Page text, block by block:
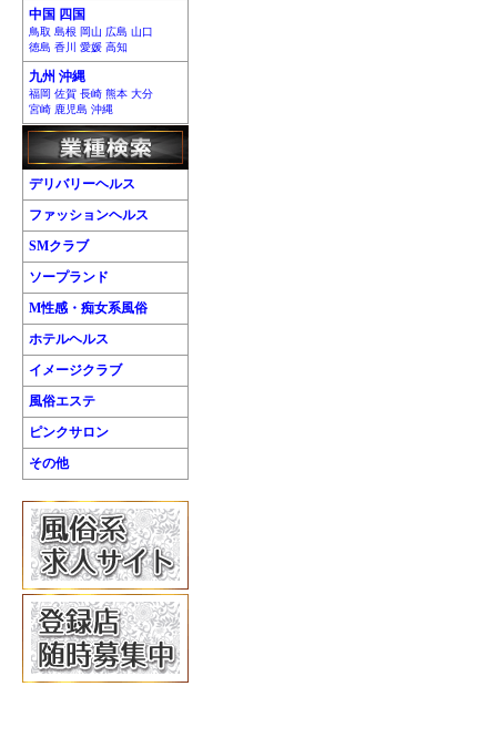
中国 四国
鳥取 島根 岡山 広島 山口
徳島 香川 愛媛 高知
九州 沖縄
福岡 佐賀 長崎 熊本 大分
宮崎 鹿児島 沖縄
デリバリーヘルス
ファッションヘルス
SMクラブ
ソープランド
M性感・痴女系風俗
ホテルヘルス
イメージクラブ
風俗エステ
ピンクサロン
その他